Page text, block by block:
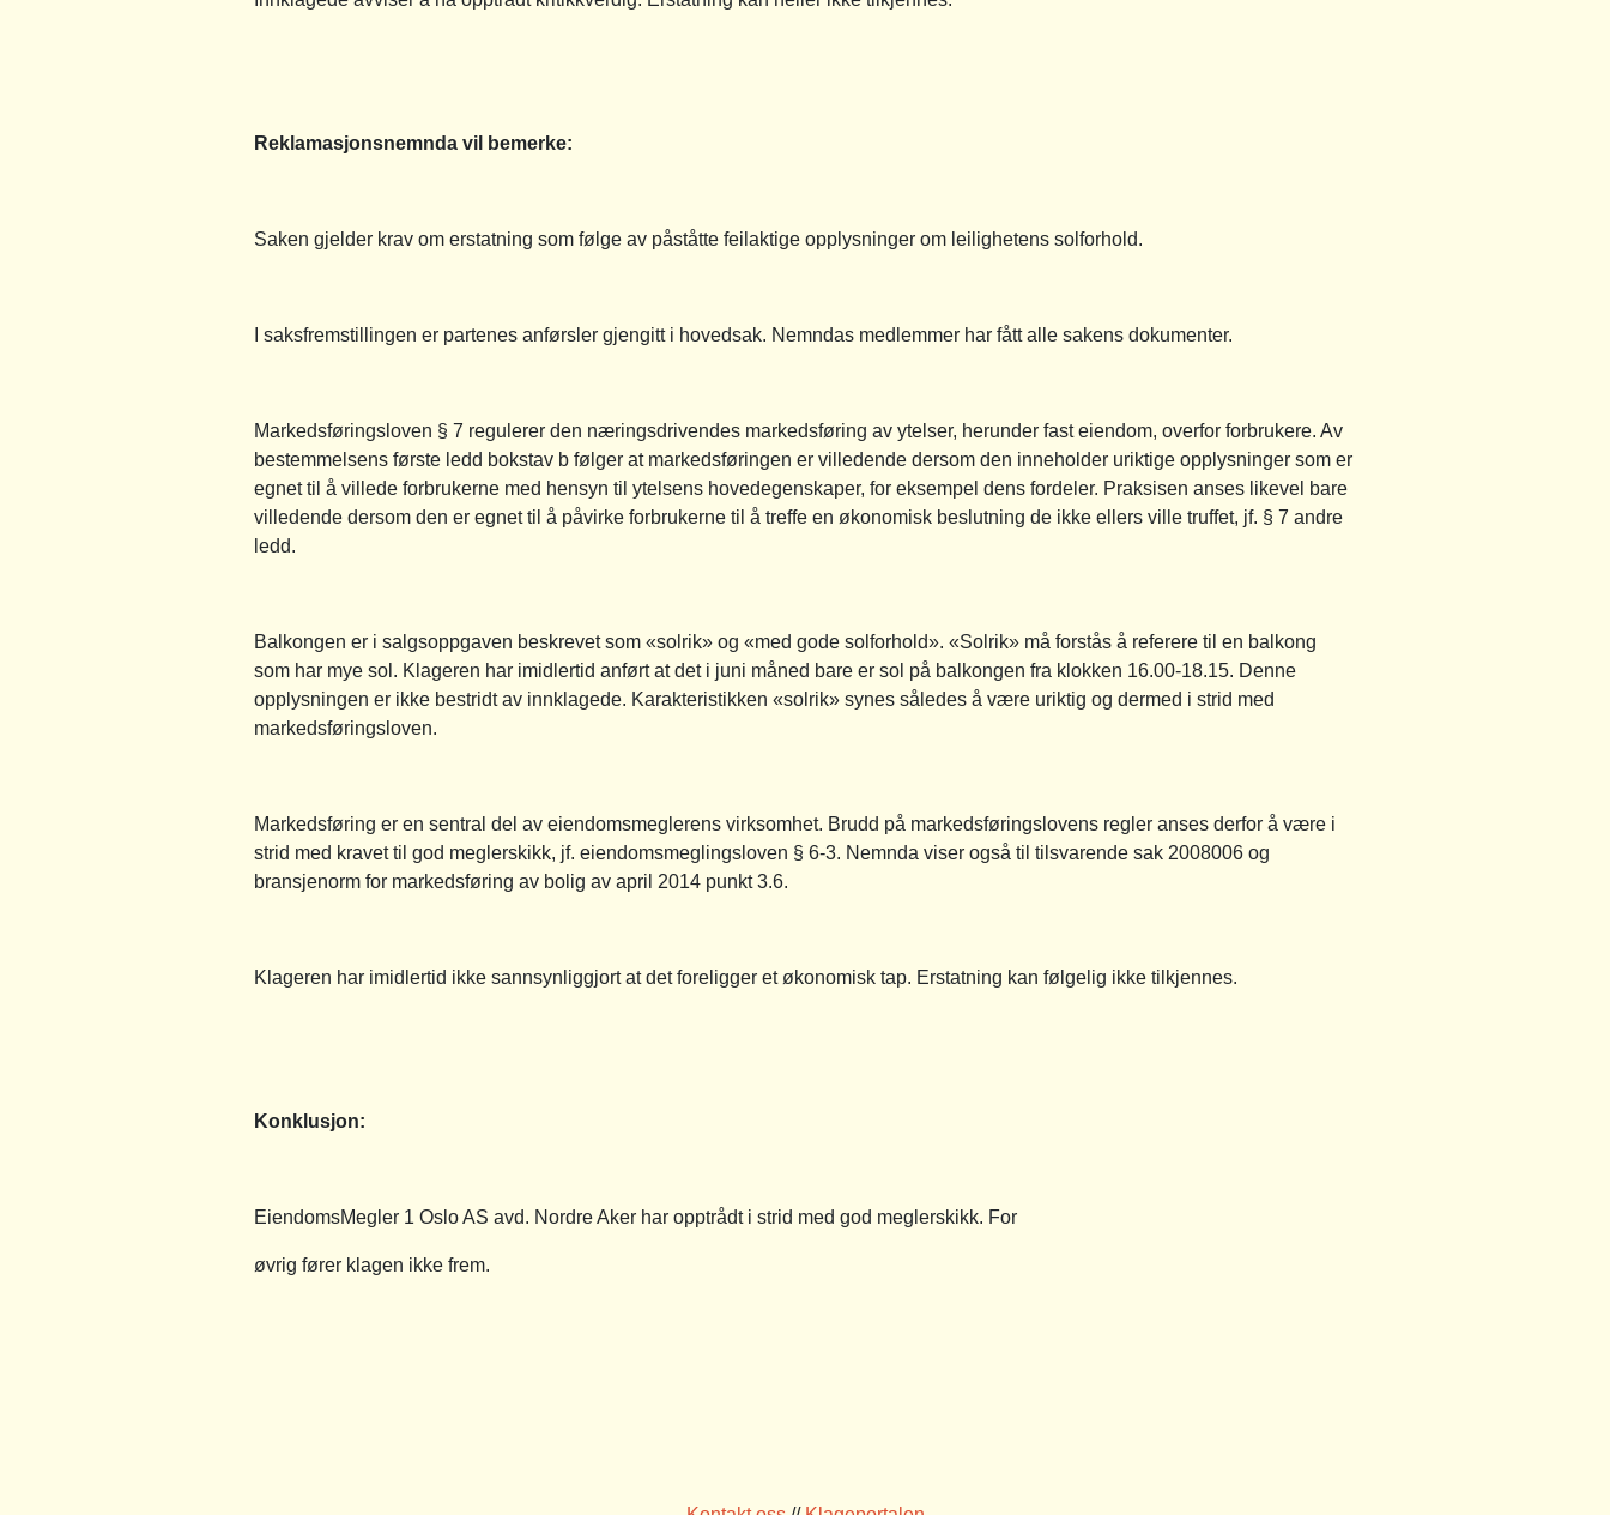
Reklamasjonsnemnda vil bemerke:
Saken gjelder krav om erstatning som følge av påståtte feilaktige opplysninger om leilighetens solforhold.
I saksfremstillingen er partenes anførsler gjengitt i hovedsak. Nemndas medlemmer har fått alle sakens dokumenter.
Markedsføringsloven § 7 regulerer den næringsdrivendes markedsføring av ytelser, herunder fast eiendom, overfor forbrukere. Av
bestemmelsens første ledd bokstav b følger at markedsføringen er villedende dersom den inneholder uriktige opplysninger som er
egnet til å villede forbrukerne med hensyn til ytelsens hovedegenskaper, for eksempel dens fordeler. Praksisen anses likevel bare
villedende dersom den er egnet til å påvirke forbrukerne til å treffe en økonomisk beslutning de ikke ellers ville truffet, jf. § 7 andre
ledd.
Balkongen er i salgsoppgaven beskrevet som «solrik» og «med gode solforhold». «Solrik» må forstås å referere til en balkong
som har mye sol. Klageren har imidlertid anført at det i juni måned bare er sol på balkongen fra klokken 16.00-18.15. Denne
opplysningen er ikke bestridt av innklagede. Karakteristikken «solrik» synes således å være uriktig og dermed i strid med
markedsføringsloven.
Markedsføring er en sentral del av eiendomsmeglerens virksomhet. Brudd på markedsføringslovens regler anses derfor å være i
strid med kravet til god meglerskikk, jf. eiendomsmeglingsloven § 6-3. Nemnda viser også til tilsvarende sak 2008006 og
bransjenorm for markedsføring av bolig av april 2014 punkt 3.6.
Klageren har imidlertid ikke sannsynliggjort at det foreligger et økonomisk tap. Erstatning kan følgelig ikke tilkjennes.
Konklusjon:
EiendomsMegler 1 Oslo AS avd. Nordre Aker har opptrådt i strid med god meglerskikk. For
øvrig fører klagen ikke frem.